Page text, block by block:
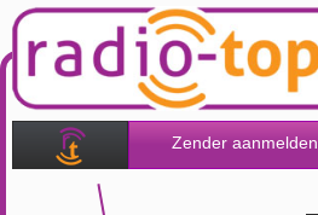
Zender aanmelden